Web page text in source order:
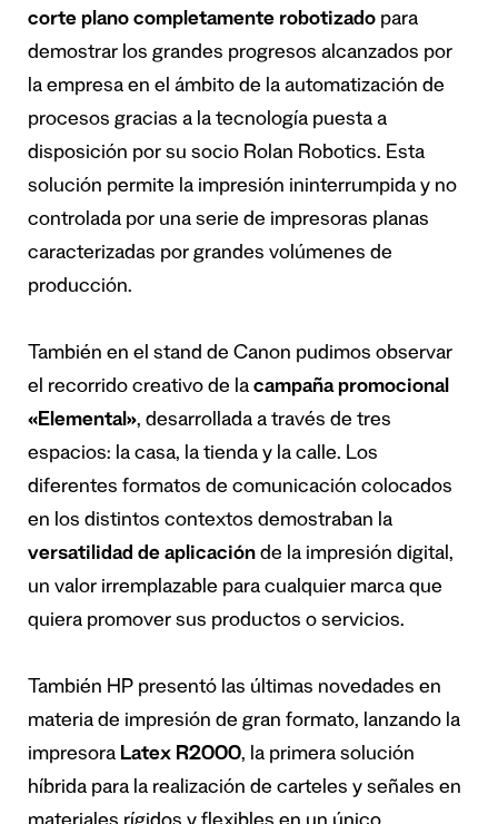
corte plano completamente robotizado para
demostrar los grandes progresos alcanzados por
la empresa en el ámbito de la automatización de
procesos gracias a la tecnología puesta a
disposición por su socio Rolan Robotics. Esta
solución permite la impresión ininterrumpida y no
controlada por una serie de impresoras planas
caracterizadas por grandes volúmenes de
producción.
También en el stand de Canon pudimos observar
el recorrido creativo de la campaña promocional
«Elemental», desarrollada a través de tres
espacios: la casa, la tienda y la calle. Los
diferentes formatos de comunicación colocados
en los distintos contextos demostraban la
versatilidad de aplicación de la impresión digital,
un valor irremplazable para cualquier marca que
quiera promover sus productos o servicios.
También HP presentó las últimas novedades en
materia de impresión de gran formato, lanzando la
impresora Latex R2000, la primera solución
híbrida para la realización de carteles y señales en